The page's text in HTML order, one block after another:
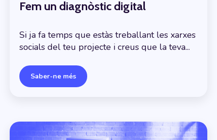
Fem un diagnòstic digital
Si ja fa temps que estàs treballant les xarxes
socials del teu projecte i creus que la teva...
Saber-ne més